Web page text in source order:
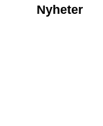
Nyheter